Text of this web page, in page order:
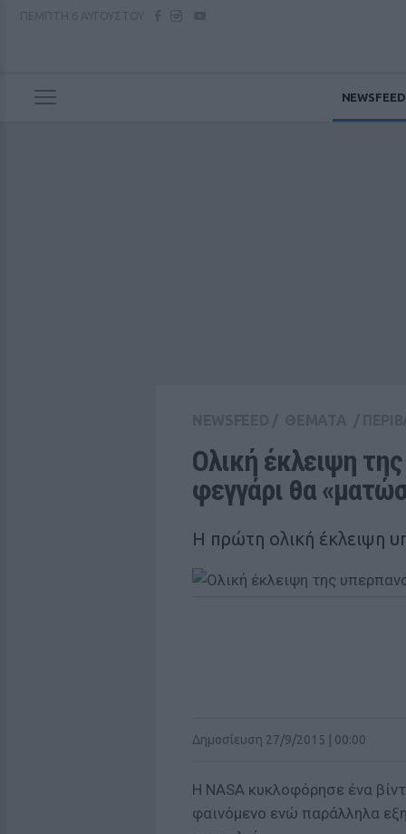
NEWSFEED
Ολική έκλειψη
φεγγάρι θα
Η πρώτη ολική έκλειψη
Δημοσίευση 27/9/2015 | 00:00
Η NASA κυκλοφόρησε ένα
φαινόμενο ενώ παράλληλα